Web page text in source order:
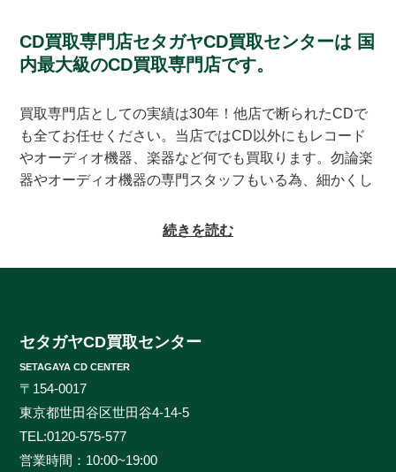
CD買取専門店セタガヤCD買取センターは 国
内最大級のCD買取専門店です。
買取専門店としての実績は30年！他店で断られたCDで
も全てお任せください。当店ではCD以外にもレコード
やオーディオ機器、楽器など何でも買取ります。勿論楽
器やオーディオ機器の専門スタッフもいる為、細かくし
買取専門店もある為、古いレコードの処分に困っている
ジャンルなんでも大丈夫！ロック、ジャズ、ソウル、歌
も知らないマイナータイトルまで何でもお売りくださ
めに、各ジャンルに精通したベテランのスタッフが一つ
一つ丁寧に査定を行わせて頂きます。過去の莫大な買取
データに加えて世界中の最新相場チャートを照らし合わ
続きを読む
セタガヤCD買取センター
SETAGAYA CD CENTER
〒154-0017
東京都世田谷区世田谷4-14-5
TEL:0120-575-577
営業時間：10:00~19:00